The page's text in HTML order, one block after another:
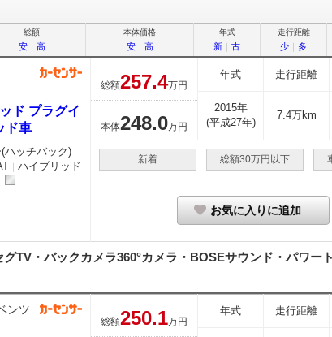
総額
安｜ 高
本体価格
安｜ 高
年式
新 ｜ 古
走行距離
少 ｜ 多
ド プラグイ
ド車
ハッチバック)
｜ ハイブリッド
総額257.4万円
本体248.0万円
年式 走行距離
2015年
(平成27年)
7.4万km
新着 総額30万円以下
お気に入りに追加
TV・バックカメラ360°カメラ・BOSEサウンド・パワー
ンツ
総額250.1万円
年式 走行距離